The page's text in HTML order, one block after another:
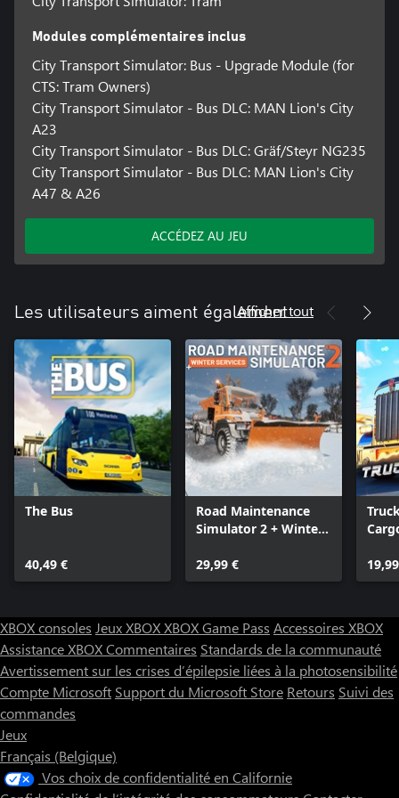
Modules complémentaires inclus
City Transport Simulator: Bus - Upgrade Module (for
CTS: Tram Owners)
City Transport Simulator - Bus DLC: MAN Lion's City
A23
City Transport Simulator - Bus DLC: Gräf/Steyr NG235
City Transport Simulator - Bus DLC: MAN Lion's City
A47 & A26
ACCÉDEZ AU JEU
Les utilisateurs aiment également
Afficher tout
The Bus
40,49 €
Road Maintenance
Simulator 2 + Winter
29,99 €
XBOX consoles Jeux XBOXXBOX Game Pass Accessoires XBOX
Assistance XBOXCommentaires Standards de la communauté
Avertissement sur les crises d’épilepsie liées à la photosensibilité
Compte Microsoft Support du Microsoft Store Retours Suivi des
commandes
Jeux
Français (Belgique)
Vos choix de confidentialité en Californie